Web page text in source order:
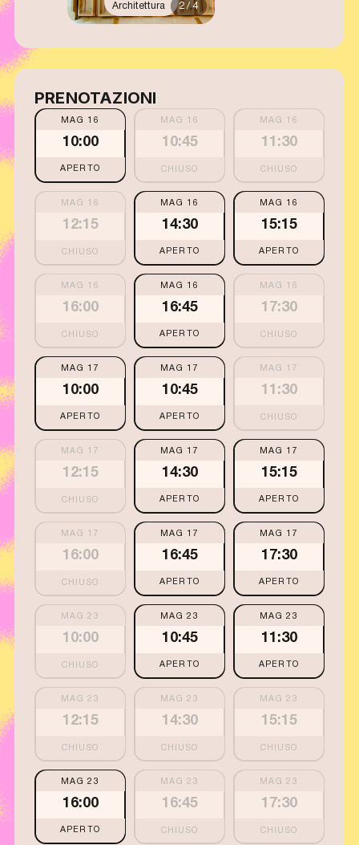
2 / 4
Architettura
PRENOTAZIONI
MAG 16
10:00
APERTO
MAG 16
10:45
MAG 16
11:30
MAG 16
12:15
MAG 16
14:30
APERTO
MAG 16
15:15
APERTO
MAG 16
16:00
MAG 16
16:45
APERTO
MAG 16
17:30
MAG 17
10:00
APERTO
MAG 17
10:45
APERTO
MAG 17
11:30
MAG 17
12:15
MAG 17
14:30
APERTO
MAG 17
15:15
APERTO
MAG 17
16:00
MAG 17
16:45
APERTO
MAG 17
17:30
APERTO
MAG 23
10:00
MAG 23
10:45
APERTO
MAG 23
11:30
APERTO
MAG 23
12:15
MAG 23
14:30
MAG 23
15:15
MAG 23
16:00
APERTO
MAG 23
16:45
MAG 23
17:30